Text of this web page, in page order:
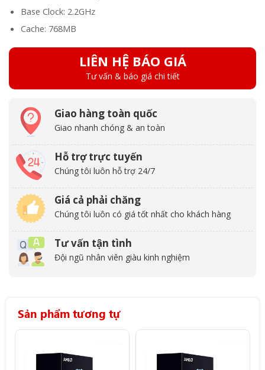
Base Clock: 2.2GHz
Cache: 768MB
LIÊN HỆ BÁO GIÁ
Tư vấn & báo giá chi tiết
Giao hàng toàn quốc
Giao nhanh chóng & an toàn
Hỗ trợ trực tuyến
Chúng tôi luôn hỗ trợ 24/7
Giá cả phải chăng
Chúng tôi luôn có giá tốt nhất cho khách hàng
Tư vấn tận tình
Đội ngũ nhân viên giàu kinh nghiệm
Sản phẩm tương tự